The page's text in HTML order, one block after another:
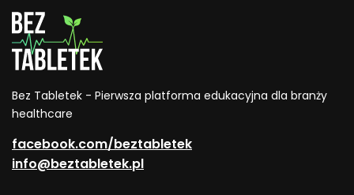
Bez Tabletek - Pierwsza platforma edukacyjna dla branży
healthcare
facebook.com/beztabletek
info@beztabletek.pl